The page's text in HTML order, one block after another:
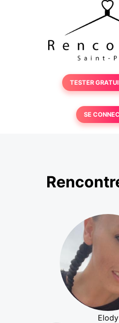
TESTER
SE
Elody